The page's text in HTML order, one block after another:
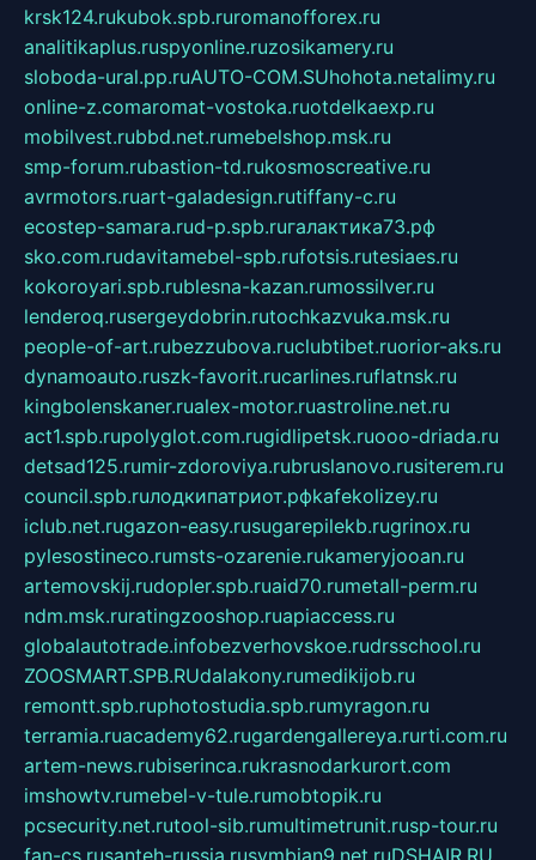
krsk124.rukubok.spb.ruromanofforex.ru
analitikaplus.ruspyonline.ruzosikamery.ru
sloboda-ural.pp.ruAUTO-COM.SUhohota.netalimy.ru
online-z.comaromat-vostoka.ruotdelkaexp.ru
mobilvest.rubbd.net.rumebelshop.msk.ru
smp-forum.rubastion-td.rukosmoscreative.ru
avrmotors.ruart-galadesign.rutiffany-c.ru
ecostep-samara.rud-p.spb.ruгалактика73.рф
sko.com.rudavitamebel-spb.rufotsis.rutesiaes.ru
kokoroyari.spb.rublesna-kazan.rumossilver.ru
lenderoq.rusergeydobrin.rutochkazvuka.msk.ru
people-of-art.rubezzubova.ruclubtibet.ruorior-aks.ru
dynamoauto.ruszk-favorit.rucarlines.ruflatnsk.ru
kingbolenskaner.rualex-motor.ruastroline.net.ru
act1.spb.rupolyglot.com.rugidlipetsk.ruooo-driada.ru
detsad125.rumir-zdoroviya.rubruslanovo.rusiterem.ru
council.spb.ruлодкипатриот.рфkafekolizey.ru
iclub.net.rugazon-easy.rusugarepilekb.rugrinox.ru
pylesostineco.rumsts-ozarenie.rukameryjooan.ru
artemovskij.rudopler.spb.ruaid70.rumetall-perm.ru
ndm.msk.ruratingzooshop.ruapiaccess.ru
globalautotrade.infobezverhovskoe.rudrsschool.ru
ZOOSMART.SPB.RUdalakony.rumedikijob.ru
remontt.spb.ruphotostudia.spb.rumyragon.ru
terramia.ruacademy62.rugardengallereya.rurti.com.ru
artem-news.rubiserinca.rukrasnodarkurort.com
imshowtv.rumebel-v-tule.rumobtopik.ru
pcsecurity.net.rutool-sib.rumultimetrunit.rusp-tour.ru
fan-cs.rusanteh-russia.rusymbian9.net.ruDSHAIR.RU